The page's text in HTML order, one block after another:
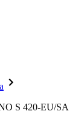
bolesti
očišťování krve
a kariéra
zprávy
S 420-EU/SA